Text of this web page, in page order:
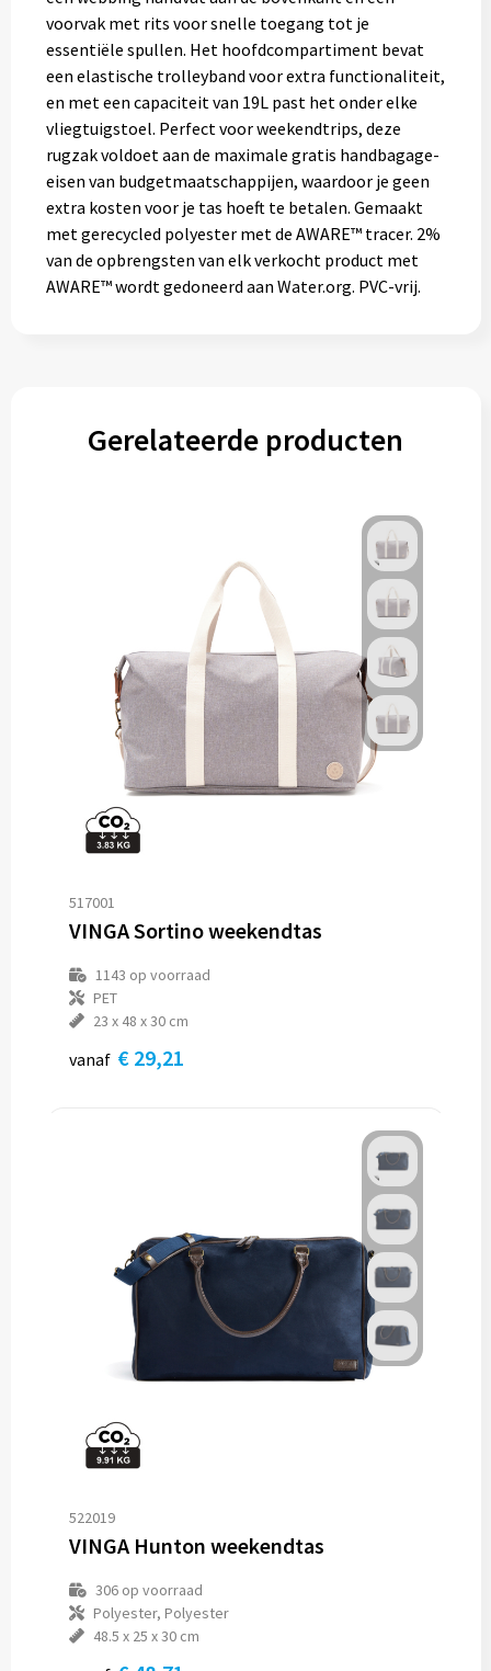
voorvak met rits voor snelle toegang tot je
essentiële spullen. Het hoofdcompartiment bevat
een elastische trolleyband voor extra functionaliteit,
en met een capaciteit van 19L past het onder elke
vliegtuigstoel. Perfect voor weekendtrips, deze
rugzak voldoet aan de maximale gratis handbagage-
eisen van budgetmaatschappijen, waardoor je geen
extra kosten voor je tas hoeft te betalen. Gemaakt
met gerecycled polyester met de AWARE™ tracer. 2%
van de opbrengsten van elk verkocht product met
AWARE™ wordt gedoneerd aan Water.org. PVC-vrij.
Gerelateerde producten
517001
VINGA Sortino weekendtas
1143 op voorraad
PET
23 x 48 x 30 cm
vanaf € 29,21
522019
VINGA Hunton weekendtas
306op voorraad
Polyester, Polyester
48.5 x 25 x 30 cm